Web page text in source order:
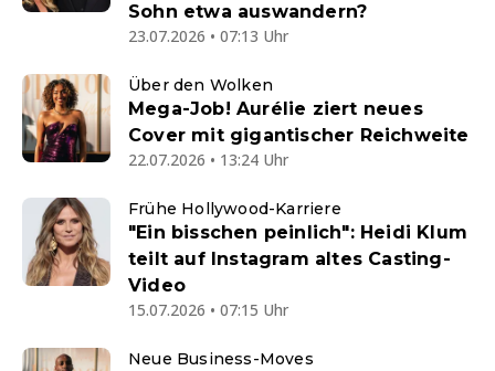
Sohn etwa auswandern?
23.07.2026 • 07:13 Uhr
Über den Wolken
Mega-Job! Aurélie ziert neues
Cover mit gigantischer Reichweite
22.07.2026 • 13:24 Uhr
Frühe Hollywood-Karriere
"Ein bisschen peinlich": Heidi Klum
teilt auf Instagram altes Casting-
Video
15.07.2026 • 07:15 Uhr
Neue Business-Moves